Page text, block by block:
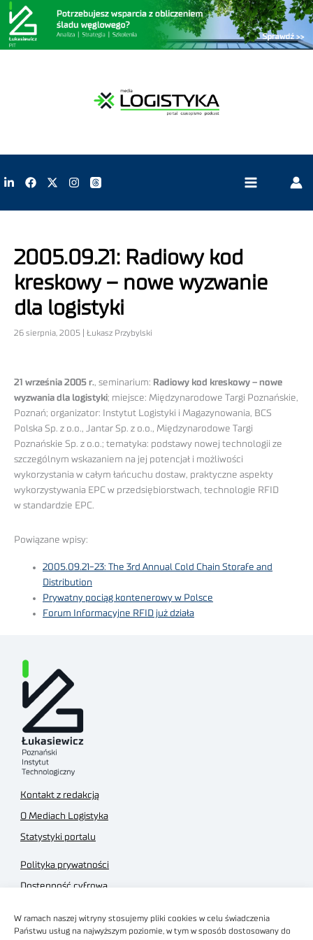
W ramach naszej witryny stosujemy pliki cookies w celu świadczenia
Państwu usług na najwyższym poziomie, w tym w sposób dostosowany do
2005.09.21: Radiowy kod
kreskowy – nowe wyzwanie
dla logistyki
26 sierpnia, 2005 | Łukasz Przybylski
21 września 2005 r., seminarium: Radiowy kod kreskowy – nowe
wyzwania dla logistyki; miejsce: Międzynarodowe Targi Poznańskie,
Poznań; organizator: Instytut Logistyki i Magazynowania, BCS
Polska Sp. z o.o., Jantar Sp. z o.o., Międzynarodowe Targi
Poznańskie Sp. z o.o.; tematyka: podstawy nowej technologii ze
szczególnym wskazaniem na jej potencjał i możliwości
wykorzystania w całym łańcuchu dostaw, praktyczne aspekty
wykorzystywania EPC w przedsiębiorstwach, technologie RFID
w standardzie EPC.
Powiązane wpisy:
2005.09.21-23: The 3rd Annual Cold Chain Storafe and
Distribution
Prywatny pociąg kontenerowy w Polsce
Forum Informacyjne RFID już działa
Kontakt z redakcją
O Mediach Logistyka
Statystyki portalu
Polityka prywatności
Dostępność cyfrowa
Regulamin sklepu